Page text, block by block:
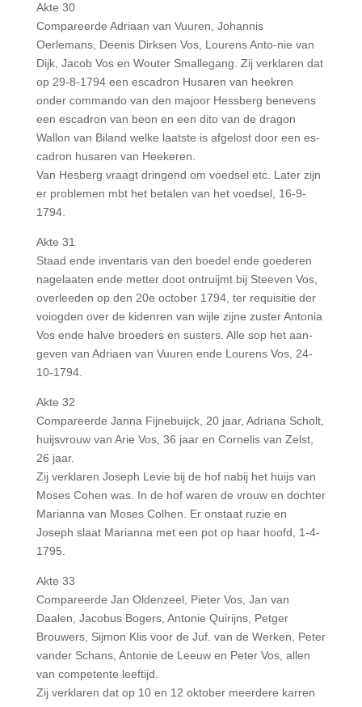
Akte 30
Compareerde Adriaan van Vuuren, Johannis
Oerlemans, Deenis Dirksen Vos, Lourens Anto-nie van
Dijk, Jacob Vos en Wouter Smallegang. Zij verklaren dat
op 29-8-1794 een escadron Husaren van heekren
onder commando van den majoor Hessberg benevens
een escadron van beon en een dito van de dragon
Wallon van Biland welke laatste is afgelost door een es-
cadron husaren van Heekeren.
Van Hesberg vraagt dringend om voedsel etc. Later zijn
er problemen mbt het betalen van het voedsel, 16-9-
1794.
Akte 31
Staad ende inventaris van den boedel ende goederen
nagelaaten ende metter doot ontruijmt bij Steeven Vos,
overleeden op den 20e october 1794, ter requisitie der
voiogden over de kidenren van wijle zijne zuster Antonia
Vos ende halve broeders en susters. Alle sop het aan-
geven van Adriaen van Vuuren ende Lourens Vos, 24-
10-1794.
Akte 32
Compareerde Janna Fijnebuijck, 20 jaar, Adriana Scholt,
huijsvrouw van Arie Vos, 36 jaar en Cornelis van Zelst,
26 jaar.
Zij verklaren Joseph Levie bij de hof nabij het huijs van
Moses Cohen was. In de hof waren de vrouw en dochter
Marianna van Moses Colhen. Er onstaat ruzie en
Joseph slaat Marianna met een pot op haar hoofd, 1-4-
1795.
Akte 33
Compareerde Jan Oldenzeel, Pieter Vos, Jan van
Daalen, Jacobus Bogers, Antonie Quirijns, Petger
Brouwers, Sijmon Klis voor de Juf. van de Werken, Peter
vander Schans, Antonie de Leeuw en Peter Vos, allen
van competente leeftijd.
Zij verklaren dat op 10 en 12 oktober meerdere karren